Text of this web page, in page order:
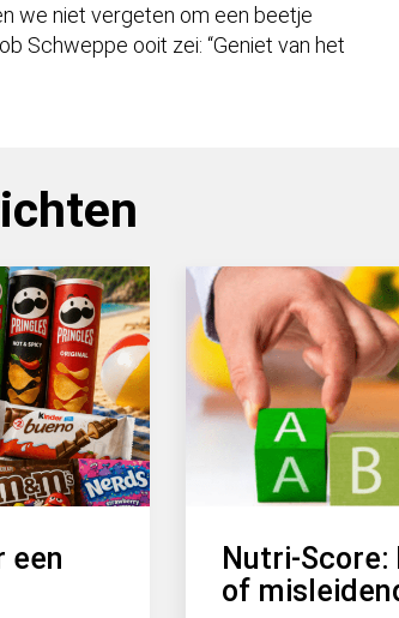
we niet vergeten om een beetje
Schweppe ooit zei: “Geniet van het
een
Nutri-Score:
of